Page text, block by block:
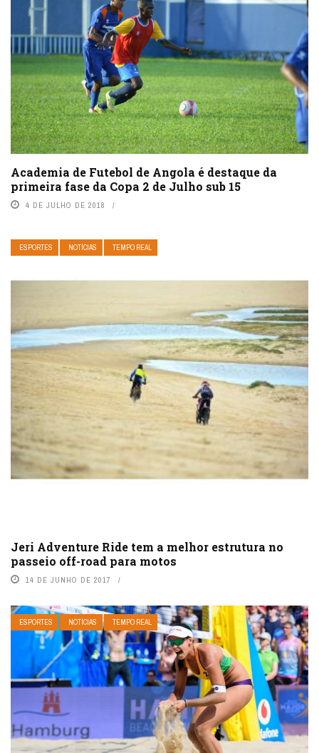
Academia de Futebol de Angola é destaque da
primeira fase da Copa 2 de Julho sub 15
4 DE JULHO DE 2018
ESPORTES NOTÍCIAS TEMPO REAL
Jeri Adventure Ride tem a melhor estrutura no
passeio off-road para motos
14 DE JUNHO DE 2017
ESPORTES NOTÍCIAS TEMPO REAL